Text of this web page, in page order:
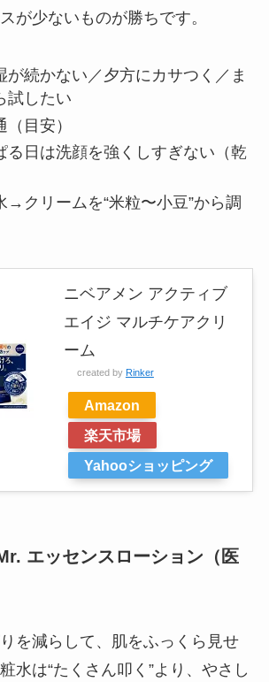
が少ないものが勝ちです。
が続かない／夕方にカサつく／ま
試したい
目安）
る日は洗顔を強くしすぎない（乾
→クリームを“米粒〜小豆”から調
ニベアメン アクティブ
エイジ マルチケアクリ
ーム
created by Rinker
Amazon
楽天市場
Yahooショッピング
エッセンスローション（医
を減らして、肌をふっくら見せ
水は“たくさん叩く”より、やさし